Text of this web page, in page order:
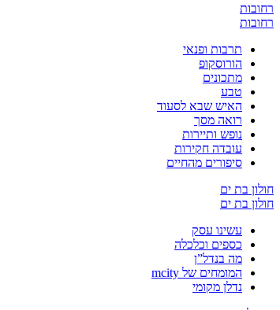
רחובות
רחובות
תרבות ופנאי
הורוסקופ
מתכונים
טבע
האיש שבא לסעוד
רואה מסך
נופש ותיירות
עובדה חקירות
סיפורים מהחיים
חולון בת ים
חולון בת ים
עשינו עסק
כספים וכלכלה
מה בנדל”ן
המומחים של mcity
נדלן מקומי